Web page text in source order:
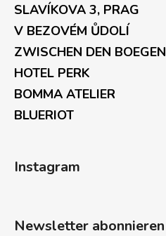
SLAVÍKOVA 3, PRAG
V BEZOVÉM ŮDOLÍ
ZWISCHEN DEN BOEGEN
HOTEL PERK
BOMMA ATELIER
BLUERIOT
Instagram
Newsletter abonnieren